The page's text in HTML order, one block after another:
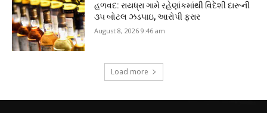
હળવદ: રાયધ્રા ગામે રહેણાંકમાંથી વિદેશી દારૂની
૩૫ બોટલ ઝડપાઇ, આરોપી ફરાર
August 8, 2026 9:46 am
Load more